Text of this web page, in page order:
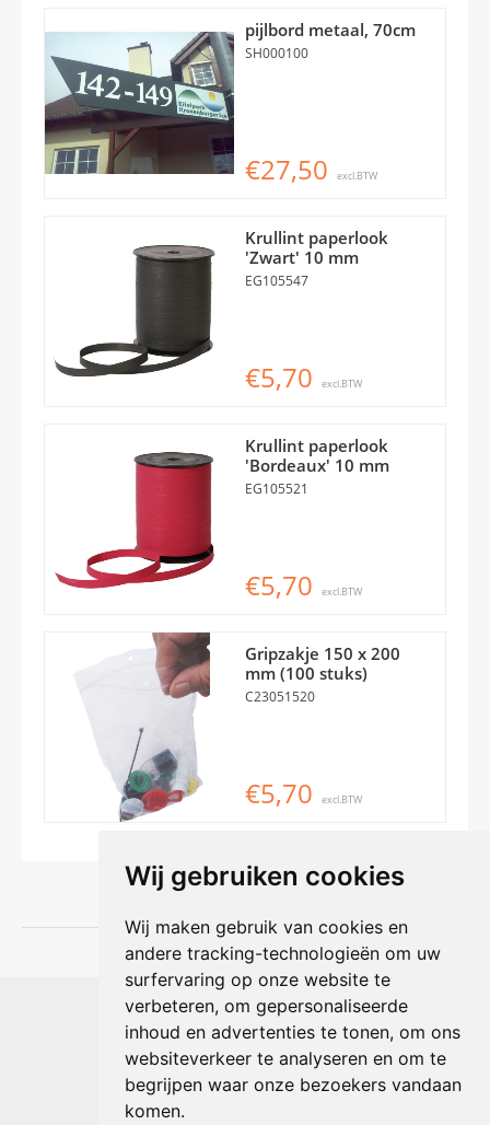
Wij gebruiken cookies
Wij maken gebruik van cookies en
andere tracking-technologieën om uw
surfervaring op onze website te
verbeteren, om gepersonaliseerde
inhoud en advertenties te tonen, om ons
websiteverkeer te analyseren en om te
begrijpen waar onze bezoekers vandaan
komen.
pijlbord metaal, 70cm
SH000100
€27,50 excl.BTW
Krullint paperlook
'Zwart' 10 mm
EG105547
€5,70 excl.BTW
Krullint paperlook
'Bordeaux' 10 mm
EG105521
€5,70 excl.BTW
Gripzakje 150 x 200
mm (100 stuks)
C23051520
€5,70 excl.BTW
Shophouse online
Max Planckstraat 4
6716 BE Ede, Nederland
Telefoon:+31(0)318 618 121
E-mail: info@shophouse.nl
Geopend: ma t/m vr 09:00-17:00 uur